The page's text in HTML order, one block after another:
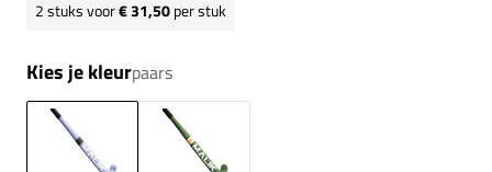
2stuks voor€ 31,50per stuk
Kies je kleurpaars